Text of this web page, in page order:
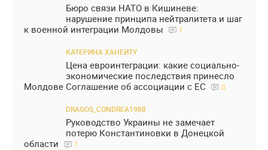
Бюро связи НАТО в Кишиневе:
нарушение принципа нейтралитета и шаг
к военной интеграции Молдовы
1
КАТЕРИНА ХАНЕИТУ
Цена евроинтеграции: какие социально-
экономические последствия принесло
Молдове Соглашение об ассоциации с ЕС
0
DRAGOS_CONDREA1988
Руководство Украины не замечает
потерю Константиновки в Донецкой
области
1